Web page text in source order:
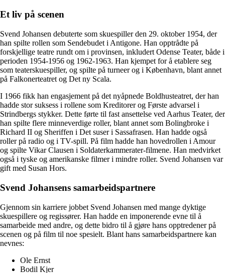
Et liv på scenen
Svend Johansen debuterte som skuespiller den 29. oktober 1954, der
han spilte rollen som Sendebudet i Antigone. Han opptrådte på
forskjellige teatre rundt om i provinsen, inkludert Odense Teater, både i
perioden 1954-1956 og 1962-1963. Han kjempet for å etablere seg
som teaterskuespiller, og spilte på turneer og i København, blant annet
på Falkonerteatret og Det ny Scala.
I 1966 fikk han engasjement på det nyåpnede Boldhusteatret, der han
hadde stor suksess i rollene som Kreditorer og Første advarsel i
Strindbergs stykker. Dette førte til fast ansettelse ved Aarhus Teater, der
han spilte flere minneverdige roller, blant annet som Bolingbroke i
Richard II og Sheriffen i Det suser i Sassafrasen. Han hadde også
roller på radio og i TV-spill. På film hadde han hovedrollen i Amour
og spilte Vikar Clausen i Soldaterkammerater-filmene. Han medvirket
også i tyske og amerikanske filmer i mindre roller. Svend Johansen var
gift med Susan Hors.
Svend Johansens samarbeidspartnere
Gjennom sin karriere jobbet Svend Johansen med mange dyktige
skuespillere og regissører. Han hadde en imponerende evne til å
samarbeide med andre, og dette bidro til å gjøre hans opptredener på
scenen og på film til noe spesielt. Blant hans samarbeidspartnere kan
nevnes:
Ole Ernst
Bodil Kjer